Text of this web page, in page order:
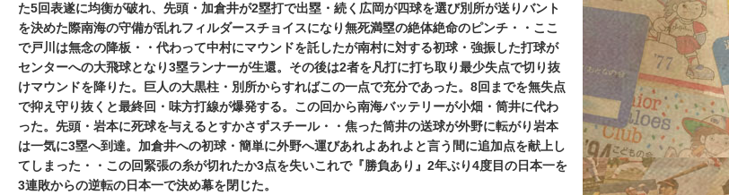
た5回表遂に均衡が破れ、先頭・加倉井が2塁打で出塁・続く広岡が四球を選び別所が送りバント
を決めた際南海の守備が乱れフィルダースチョイスになり無死満塁の絶体絶命のピンチ・・ここ
で戸川は無念の降板・・代わって中村にマウンドを託したが南村に対する初球・強振した打球が
センターへの大飛球となり3塁ランナーが生還。その後は2者を凡打に打ち取り最少失点で切り抜
けマウンドを降りた。巨人の大黒柱・別所からすればこの一点で充分であった。8回までを無失点
で抑え守り抜くと最終回・味方打線が爆発する。この回から南海バッテリーが小畑・筒井に代わ
った。先頭・岩本に死球を与えるとすかさずスチール・・焦った筒井の送球が外野に転がり岩本
は一気に3塁へ到達。加倉井への初球・簡単に外野へ運びあれよあれよと言う間に追加点を献上し
てしまった・・この回緊張の糸が切れたか3点を失いこれで『勝負あり』2年ぶり4度目の日本一を
3連敗からの逆転の日本一で決め幕を閉じた。